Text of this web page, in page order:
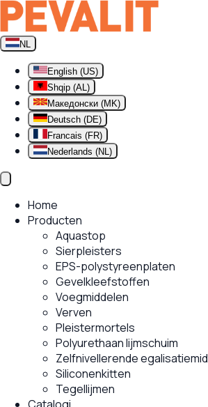
NL
English (US)
Shqip (AL)
Македонски (MK)
Deutsch (DE)
Francais (FR)
Nederlands (NL)
Home
Producten
Aquastop
Sierpleisters
EPS-polystyreenplaten
Gevelkleefstoffen
Voegmiddelen
Verven
Pleistermortels
Polyurethaan lijmschuim
Zelfnivellerende
Siliconenkitten
Tegellijmen